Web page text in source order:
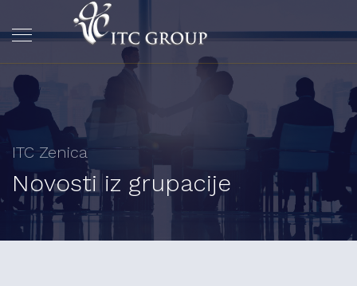
ITC Zenica
Novosti iz grupacije